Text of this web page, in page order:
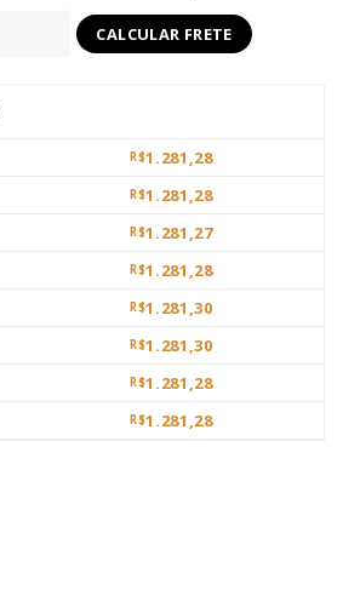
R$1.281,28
R$1.281,28
R$1.281,27
R$1.281,28
R$1.281,30
R$1.281,30
R$1.281,28
R$1.281,28